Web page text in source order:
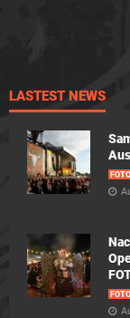
LASTEST NEWS